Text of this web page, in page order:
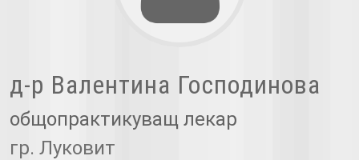
д-р Валентина Господинова
общопрактикуващ лекар
гр. Луковит